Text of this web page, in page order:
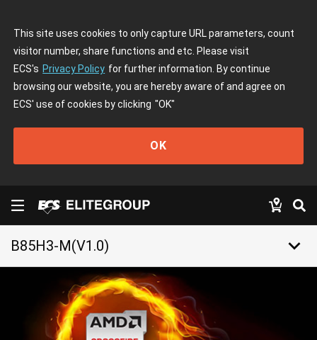
This site uses cookies to only capture URL parameters, count
visitor number, share functions and etc. Please visit
ECS's Privacy Policy for further information. By continue
browsing our website, you are hereby aware of and agree on
ECS' use of cookies by clicking "OK"
OK
B85H3-M(V1.0) keyboard_arrow_down